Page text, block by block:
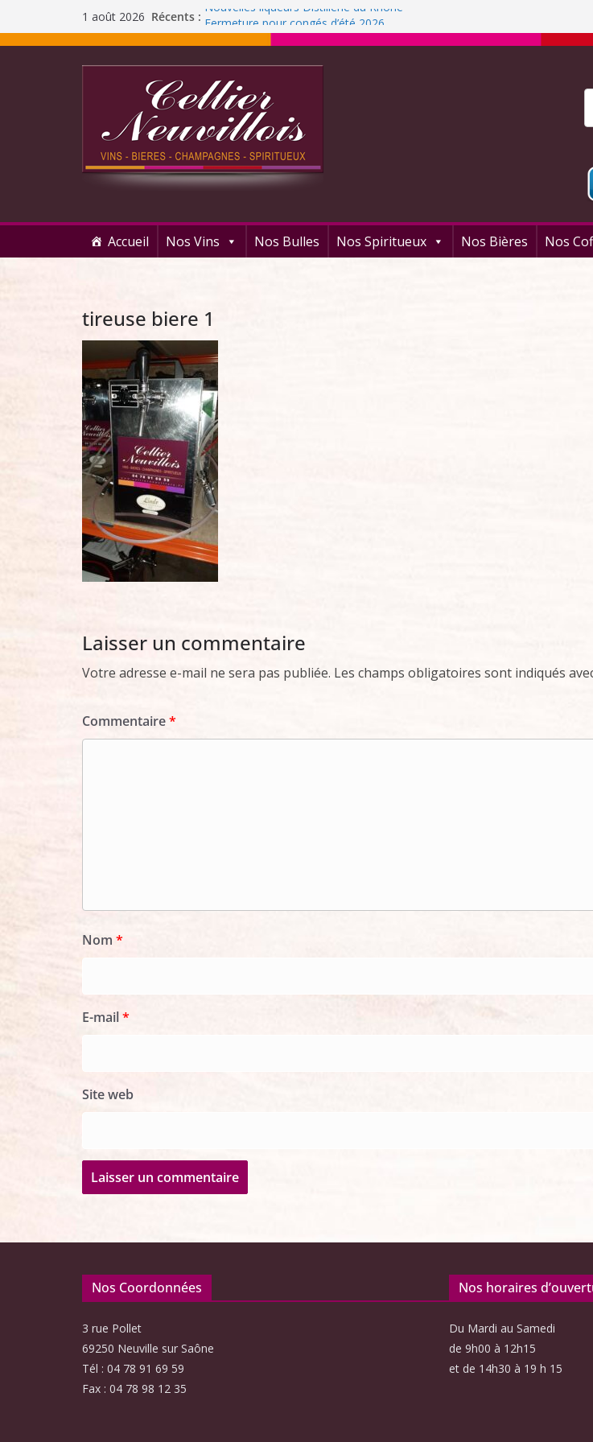
1 août 2026 Récents : Nouvelles liqueurs Distillerie du Rhône
Fermeture pour congés d’été 2026
Liqueur Jacoulot : nouveau parfum!
C’est l’été ! Soleil
et ROSÉ
Journée Dégustation : Rhums arrangés
Accueil Nos Vins Nos Bulles Nos Spiritueux Nos Bières Nos
tireuse biere 1
Laisser un commentaire
Votre adresse e-mail ne sera pas publiée. Les champs obligatoires sont indiqués
Commentaire*
Nom *
E-mail*
Site web
Nos Coordonnées
3 rue Pollet
69250 Neuville sur Saône
Tél : 04 78 91 69 59
Fax : 04 78 98 12 35
Nos horaires
Du Mardi au Samedi
de 9h00 à 12h15
et de 14h30 à 19 h 15